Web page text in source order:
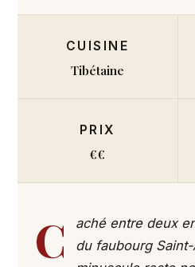
CUISINE
Tibétaine
PRIX
€€
C
aché entre deux
du faubourg